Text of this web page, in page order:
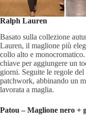
Ralph Lauren
Basato sulla collezione
Lauren, il maglione più
collo alto e
chiave per aggiungere un
giorni. Seguite le regole
patchwork, abbinando un
lavorata a maglia.
Patou – Maglione nero +